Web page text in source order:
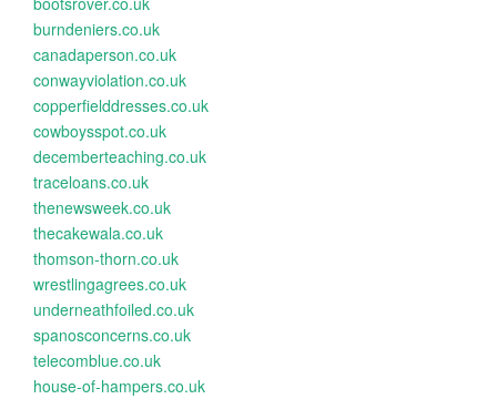
burndeniers.co.uk
canadaperson.co.uk
conwayviolation.co.uk
copperfielddresses.co.uk
cowboysspot.co.uk
decemberteaching.co.uk
traceloans.co.uk
thenewsweek.co.uk
thecakewala.co.uk
thomson-thorn.co.uk
wrestlingagrees.co.uk
underneathfoiled.co.uk
spanosconcerns.co.uk
telecomblue.co.uk
house-of-hampers.co.uk